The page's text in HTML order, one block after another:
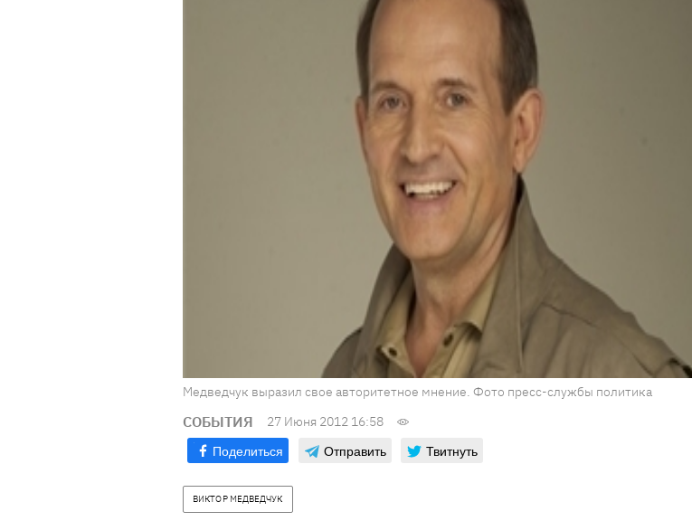
Медведчук выразил свое авторитетное мнение. Фото пресс-службы политика
СОБЫТИЯ 27 Июня 2012 16:58
Поделиться Отправить Твитнуть
ВИКТОР МЕДВЕДЧУК